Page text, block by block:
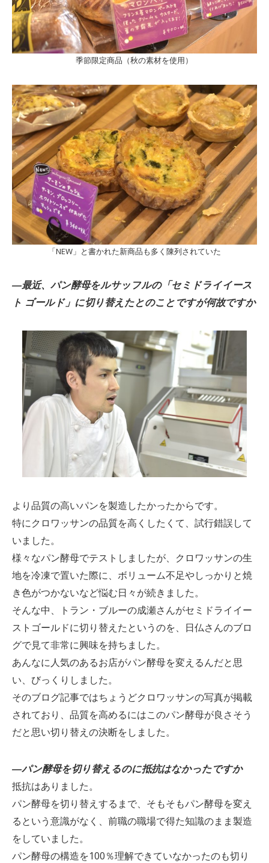
季節限定商品（秋の素材を使用）
「NEW」と書かれた新商品も多く陳列されていた
―最近、パン酵母をルサッフルの「セミドライイース
ト ゴールド」に切り替えたとのことですが何故ですか
より品質の高いパンを製造したかったからです。
特にクロワッサンの品質を高くしたくて、試行錯誤して
いました。
様々なパン酵母でテストしましたが、クロワッサンの生
地を冷凍で置いた際に、ボリューム不足やしっかりと焼
き色がつかないなど悩む日々が続きました。
そんな中、トラン・ブルーの成瀬さんがセミドライイー
ストゴールドに切り替えたというのを、日仏さんのブロ
グで見て非常に興味を持ちました。
あんなに人気のあるお店がパン酵母を変えるんだと思
い、びっくりしました。
そのブログ記事ではちょうどクロワッサンの写真が掲載
されており、品質を高めるにはこのパン酵母が良さそう
だと思い切り替えの決断をしました。
―パン酵母を切り替えるのに抵抗はなかったですか
抵抗はありました。
パン酵母を切り替えするまで、そもそもパン酵母を変え
るという意識がなく、前職の職場で得た知識のまま製造
をしていました。
パン酵母の構造を100％理解できていなかったのも切り